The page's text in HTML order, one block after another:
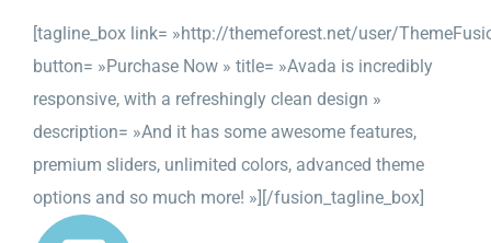
[tagline_box link= »http://themeforest.net/user/
button= »Purchase Now » title= »Avada is incredibly
responsive, with a refreshingly clean design »
description= »And it has some awesome features,
premium sliders, unlimited colors, advanced theme
options and so much more! »][/fusion_tagline_box]